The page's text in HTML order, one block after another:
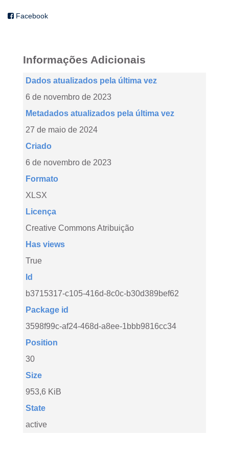
Facebook
Informações Adicionais
Dados atualizados pela última vez
6 de novembro de 2023
Metadados atualizados pela última vez
27 de maio de 2024
Criado
6 de novembro de 2023
Formato
XLSX
Licença
Creative Commons Atribuição
Has views
True
Id
b3715317-c105-416d-8c0c-b30d389bef62
Package id
3598f99c-af24-468d-a8ee-1bbb9816cc34
Position
30
Size
953,6 KiB
State
active